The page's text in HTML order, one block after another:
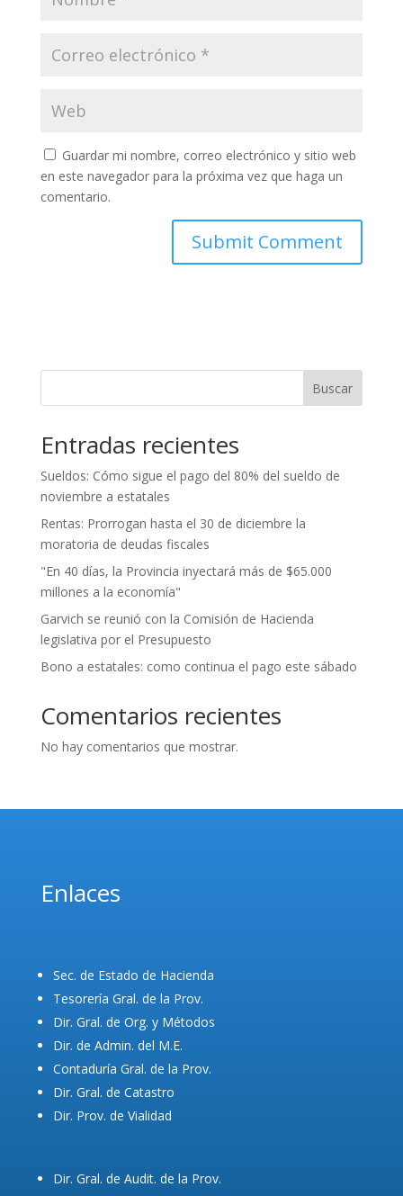
Guardar mi nombre, correo electrónico y sitio web
en este navegador para la próxima vez que haga un
comentario.
Buscar
Entradas recientes
Sueldos: Cómo sigue el pago del 80% del sueldo de
noviembre a estatales
Rentas: Prorrogan hasta el 30 de diciembre la
moratoria de deudas fiscales
"En 40 días, la Provincia inyectará más de $65.000
millones a la economía"
Garvich se reunió con la Comisión de Hacienda
legislativa por el Presupuesto
Bono a estatales: como continua el pago este sábado
Comentarios recientes
No hay comentarios que mostrar.
Enlaces
Sec. de Estado de Hacienda
Tesorería Gral. de la Prov.
Dir. Gral. de Org. y Métodos
Dir. de Admin. del M.E.
Contaduría Gral. de la Prov.
Dir. Gral. de Catastro
Dir. Prov. de Vialidad
Dir. Gral. de Audit. de la Prov.